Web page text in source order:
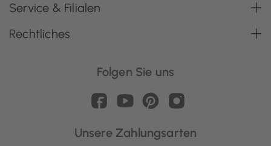
Service & Filialen
Rechtliches
Folgen Sie uns
Unsere Zahlungsarten